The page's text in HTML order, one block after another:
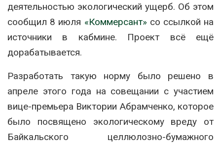
деятельностью экологический ущерб. Об этом
сообщил 8 июля «Коммерсант» со ссылкой на
источники в кабмине. Проект всё ещё
дорабатывается.
Разработать такую норму было решено в
апреле этого года на совещании с участием
вице-премьера Виктории Абрамченко, которое
было посвящено экологическому вреду от
Байкальского целлюлозно-бумажного